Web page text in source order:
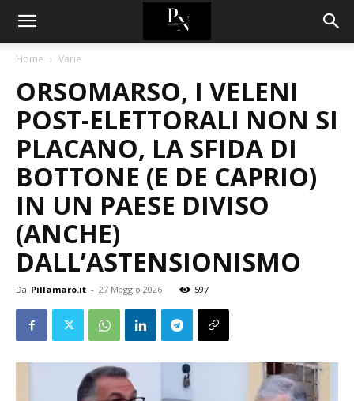
Home Varie
ORSOMARSO, I VELENI
POST-ELETTORALI NON SI
PLACANO, LA SFIDA DI
BOTTONE (E DE CAPRIO)
IN UN PAESE DIVISO
(ANCHE)
DALL’ASTENSIONISMO
Da Pillamaro.it - 27 Maggio 2026 597